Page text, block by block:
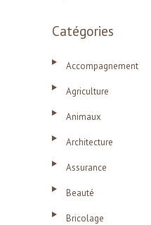
Catégories
Accompagnement
Agriculture
Animaux
Architecture
Assurance
Beauté
Bricolage